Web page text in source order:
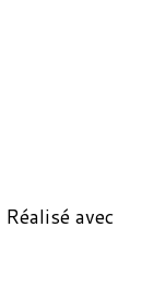
Réalisé avec